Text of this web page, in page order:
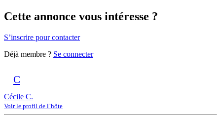
Cette annonce vous intéresse ?
S’inscrire pour contacter
Déjà membre ? Se connecter
C
Cécile C.
Voir le profil de l’hôte